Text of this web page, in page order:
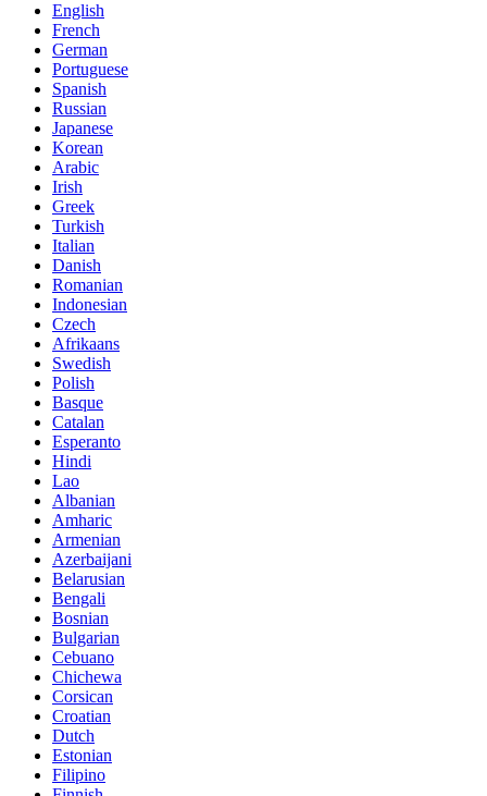
English
French
German
Portuguese
Spanish
Russian
Japanese
Korean
Arabic
Irish
Greek
Turkish
Italian
Danish
Romanian
Indonesian
Czech
Afrikaans
Swedish
Polish
Basque
Catalan
Esperanto
Hindi
Lao
Albanian
Amharic
Armenian
Azerbaijani
Belarusian
Bengali
Bosnian
Bulgarian
Cebuano
Chichewa
Corsican
Croatian
Dutch
Estonian
Filipino